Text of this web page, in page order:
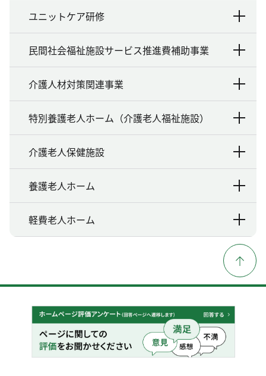
ユニットケア研修
民間社会福祉施設サービス推進費補助事業
介護人材対策関連事業
特別養護老人ホーム（介護老人福祉施設）
介護老人保健施設
養護老人ホーム
軽費老人ホーム